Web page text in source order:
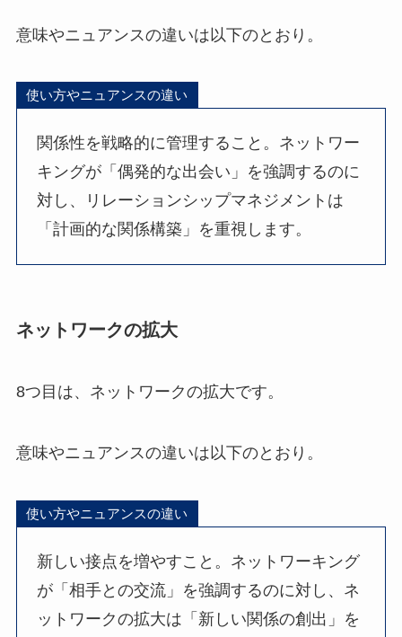
意味やニュアンスの違いは以下のとおり。
使い方やニュアンスの違い
関係性を戦略的に管理すること。ネットワー
キングが「偶発的な出会い」を強調するのに
対し、リレーションシップマネジメントは
「計画的な関係構築」を重視します。
ネットワークの拡大
8つ目は、ネットワークの拡大です。
意味やニュアンスの違いは以下のとおり。
使い方やニュアンスの違い
新しい接点を増やすこと。ネットワーキング
が「相手との交流」を強調するのに対し、ネ
ットワークの拡大は「新しい関係の創出」を